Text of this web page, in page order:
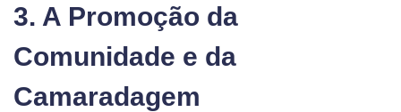
3. A Promoção da
Comunidade e da
Camaradagem